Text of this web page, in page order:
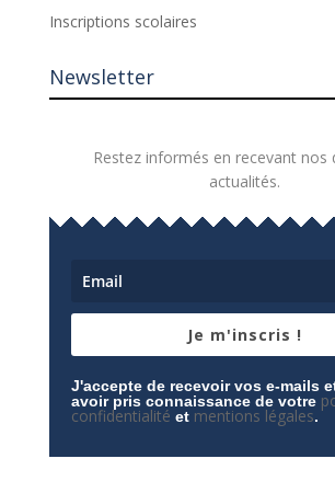
Inscriptions scolaires
Newsletter
Restez informés en recevant nos
actualités.
Je m'inscris !
J'accepte de recevoir vos e-mails
avoir pris connaissance de votre
confidentialité et mentions légales.